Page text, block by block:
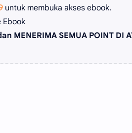
untuk membuka akses ebook.
Ebook
MENERIMA SEMUA POINT DI